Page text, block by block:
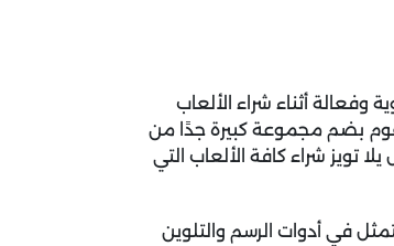
أثناء شراء الألعاب
يقوم بضم مجموعة كبيرة جدًا من
تويز شراء كافة الألعاب التي
في أدوات الرسم والتلوين